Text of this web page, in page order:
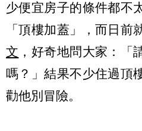
少便宜房子的條件都不
「頂樓加蓋」，而日前
文 ，好奇地問大家：「
嗎？」結果不少住過頂
勸他別冒險。